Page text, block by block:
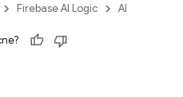
Firebase AI Logic AI